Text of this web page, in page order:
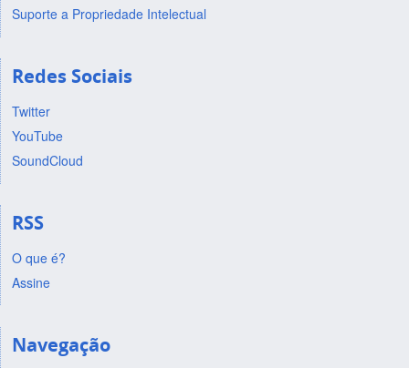
Suporte a Propriedade Intelectual
Redes Sociais
Twitter
YouTube
SoundCloud
RSS
O que é?
Assine
Navegação